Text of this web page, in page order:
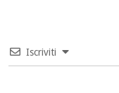
Iscriviti